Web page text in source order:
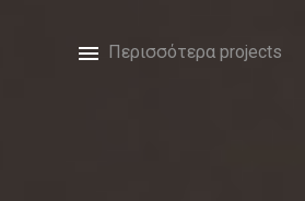
Περισσότερα projects